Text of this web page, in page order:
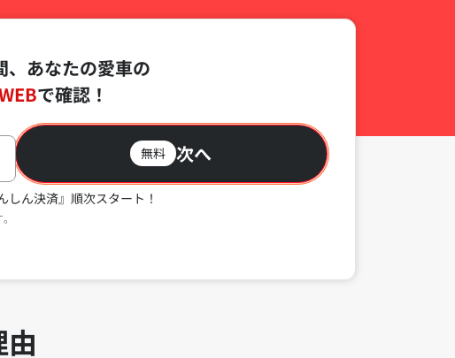
、あなたの愛車の
で確認！
無料 次へ
ん決済』順次スタート！